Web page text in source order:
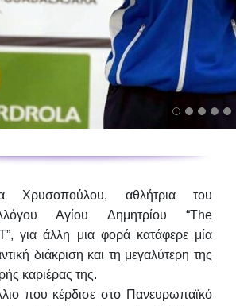
Χρυσοπούλου, αθλήτρια του
Αγίου Δημητρίου “Τhe
για άλλη μια φορά κατάφερε μία
διάκριση και τη μεγαλύτερη της
καριέρας της.
που κέρδισε στο Πανευρωπαϊκό